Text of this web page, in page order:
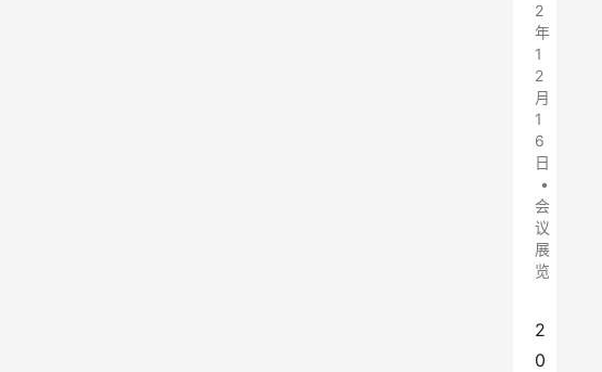
2
年
1
2
月
1
6
日
•
会
议
展
览
2
0